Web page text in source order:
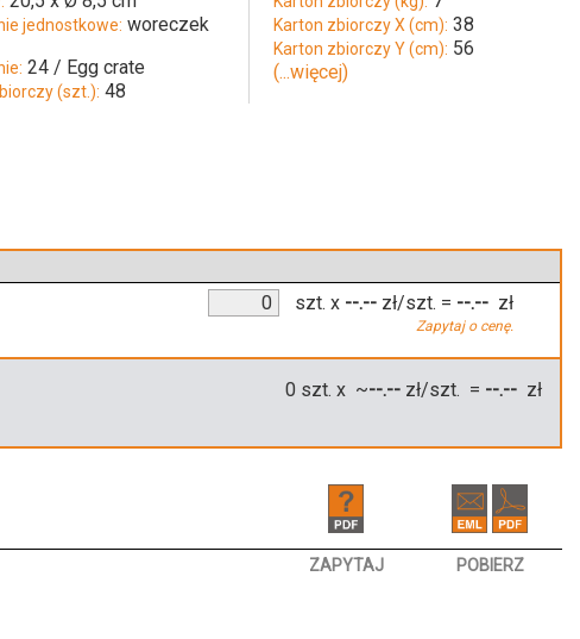
jednostkowe: woreczek
24 / Egg crate
(szt.): 48
Karton zbiorczy X (cm): 38
Karton zbiorczy Y (cm): 56
(...więcej)
szt. x --.-- zł/szt.
Zapytaj o cenę.
= --.-- zł
0 szt. x ~--.-- zł/szt. = --.-- zł
ZAPYTAJ POBIERZ